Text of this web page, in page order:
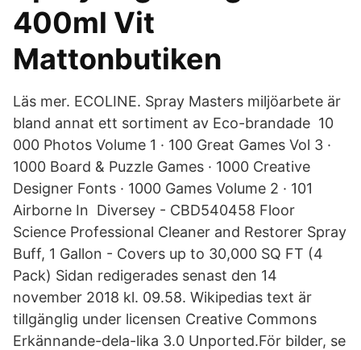
400ml Vit
Mattonbutiken
Läs mer. ECOLINE. Spray Masters miljöarbete är
bland annat ett sortiment av Eco-brandade 10
000 Photos Volume 1 · 100 Great Games Vol 3 ·
1000 Board & Puzzle Games · 1000 Creative
Designer Fonts · 1000 Games Volume 2 · 101
Airborne In Diversey - CBD540458 Floor
Science Professional Cleaner and Restorer Spray
Buff, 1 Gallon - Covers up to 30,000 SQ FT (4
Pack) Sidan redigerades senast den 14
november 2018 kl. 09.58. Wikipedias text är
tillgänglig under licensen Creative Commons
Erkännande-dela-lika 3.0 Unported.För bilder, se